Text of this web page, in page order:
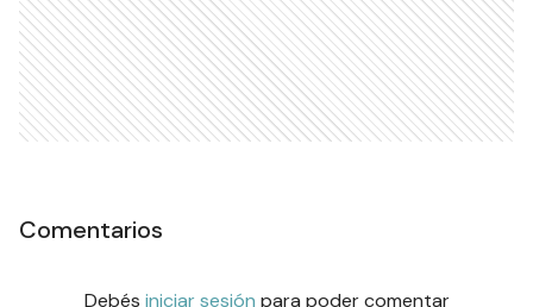
Comentarios
Debés iniciar sesión para poder comentar